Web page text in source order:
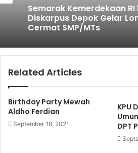
Semarak Kemerdekaan RI
Diskarpus Depok Gelar
Cermat SMP/MTs
Related Articles
Birthday Party Mewah
Aldho Ferdian
September 18, 2021
KPU
DPT